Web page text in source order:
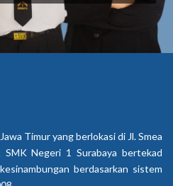
Timur yang berlokasi di Jl. Smea
SMK Negeri 1 Surabaya bertekad
berdasarkan sistem